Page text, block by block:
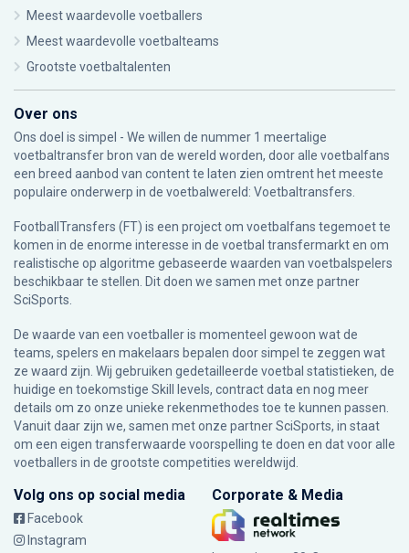
Meest waardevolle voetballers
Meest waardevolle voetbalteams
Grootste voetbaltalenten
Over ons
Ons doel is simpel - We willen de nummer 1 meertalige
voetbaltransfer bron van de wereld worden, door alle voetbalfans
een breed aanbod van content te laten zien omtrent het meeste
populaire onderwerp in de voetbalwereld: Voetbaltransfers.
FootballTransfers (FT) is een project om voetbalfans tegemoet te
komen in de enorme interesse in de voetbal transfermarkt en om
realistische op algoritme gebaseerde waarden van voetbalspelers
beschikbaar te stellen. Dit doen we samen met onze partner
SciSports
De waarde van een voetballer is momenteel gewoon wat de
teams, spelers en makelaars bepalen door simpel te zeggen wat
ze waard zijn. Wij gebruiken gedetailleerde voetbal statistieken, de
huidige en toekomstige Skill levels, contract data en nog meer
details om zo onze unieke rekenmethodes toe te kunnen passen.
Vanuit daar zijn we, samen met onze partner SciSports, in staat
om een eigen transferwaarde voorspelling te doen en dat voor alle
voetballers in de grootste competities wereldwijd.
Volg ons op social media
Facebook
Instagram
Corporate & Media